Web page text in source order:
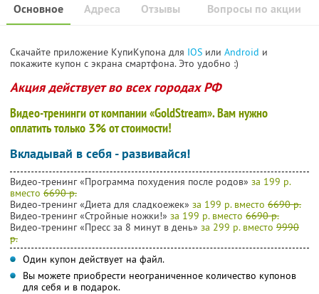
Основное Отзывы Вопросы по акции
Адреса
Скачайте приложение КупиКупона для IOS или Android и
покажите купон с экрана смартфона. Это удобно :)
Акция действует во всех городах РФ
Видео-тренинги от компании «GoldStream». Вам нужно
оплатить только 3%от стоимости!
Вкладывай в себя - развивайся!
Видео-тренинг «Программа похудения после родов» за 199 р.
вместо 6690 р.
Видео-тренинг «Диета для сладкоежек» за 199 р. вместо 6690 р.
Видео-тренинг «Стройные ножки!» за 199 р. вместо 6690 р.
Видео-тренинг «Пресс за 8 минут в день» за 299 р. вместо 9990
р.
Один купон действует на файл.
Вы можете приобрести неограниченное количество купонов
для себя и в подарок.